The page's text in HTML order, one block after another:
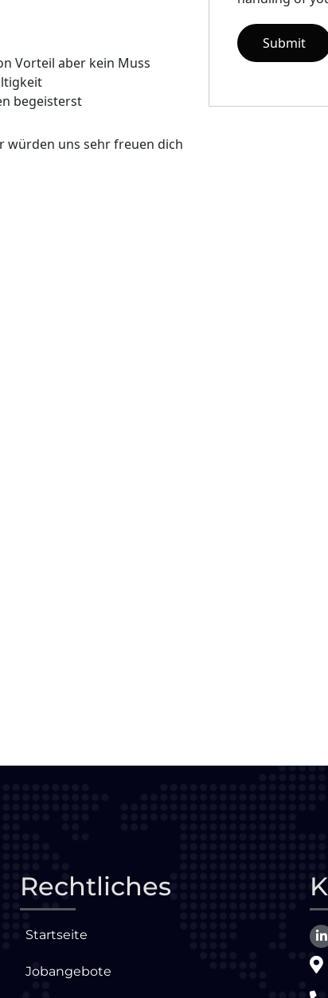
Vorteil aber kein Muss
begeisterst
würden uns sehr freuen dich
Rechtliches
Startseite
Jobangebote